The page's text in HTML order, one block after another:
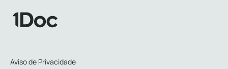
Aviso de Privacidade